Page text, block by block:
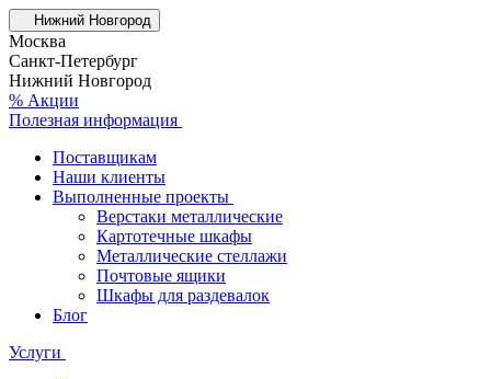
Нижний Новгород
Москва
Санкт-Петербург
Нижний Новгород
% Акции
Полезная информация
Поставщикам
Наши клиенты
Выполненные проекты
Верстаки металлические
Картотечные шкафы
Металлические стеллажи
Почтовые ящики
Шкафы для раздевалок
Блог
Услуги